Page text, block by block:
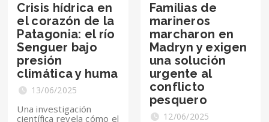
Crisis hídrica en
el corazón de la
Patagonia: el río
Senguer bajo
presión
climática y huma
13/06/2025
Una investigación
científica revela cómo el
Familias de
marineros
marcharon en
Madryn y exigen
una solución
urgente al
conflicto
pesquero
12/06/2025